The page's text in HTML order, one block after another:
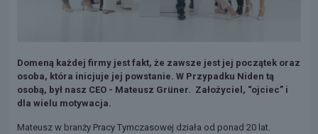
Domeną każdej firmy jest fakt, że zawsze jest jej początek oraz
osoba, która inicjuje jej powstanie. W Przypadku Niden tą
osobą, był nasz CEO - Mateusz Grüner. Założyciel, “ojciec” i
dla wielu motywacja.
Mateusz w branży Pracy Tymczasowej działa od ponad 20 lat.